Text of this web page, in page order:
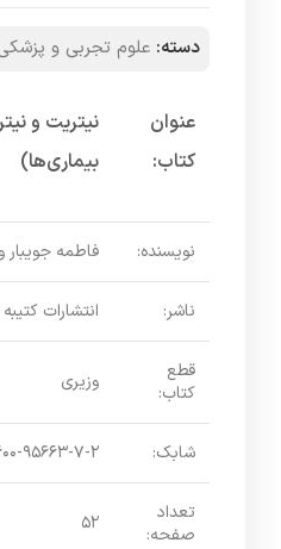
دسته: علوم تجربی و
عنوان
کتاب:
نیتریت و
بیماری‌ها)
نویسنده: فاطمه
ناشر: انتشارات
قطع
کتاب:
وزیری
شابک: ۹۷۸-۶۰۰-
تعداد
صفحه:
۵۲